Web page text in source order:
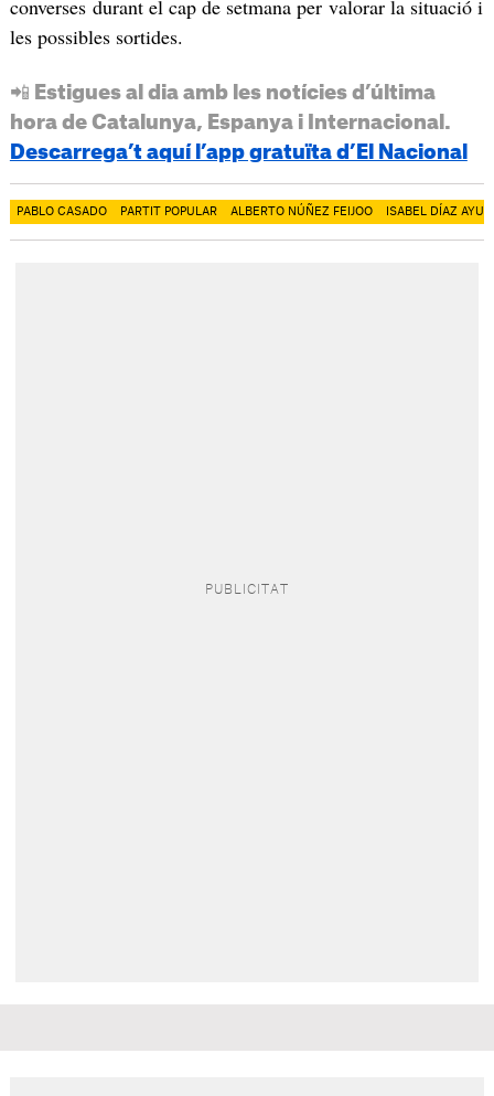
converses durant el cap de setmana per valorar la situació i
les possibles sortides.
📲 Estigues al dia amb les notícies d’última
hora de Catalunya, Espanya i Internacional.
Descarrega’t aquí l’app gratuïta d’El Nacional
PABLO CASADO PARTIT POPULAR ALBERTO NÚÑEZ FEIJOO ISABEL DÍAZ